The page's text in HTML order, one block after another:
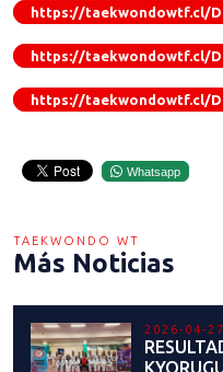
https://taekwondowtf.cl/
https://taekwondowtf.cl/
https://taekwondowtf.cl/
Whatsapp
TAEKWONDO WT
Más Noticias
2026-04-27